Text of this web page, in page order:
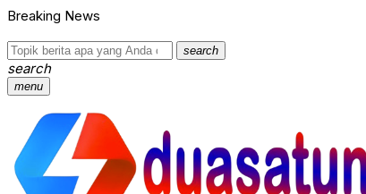
Breaking News
search
search
menu